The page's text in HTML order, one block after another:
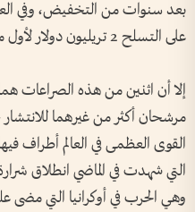
على التسلح 2 تريليون دولار لأول مرة.
إلا أن اثنين من هذه الصراعات
مرشحان أكثر من غيرهما للانتشار
القوى العظمى في العالم أطراف
التي شهدت في الماضي انطلاق شرارة
وهي الحرب في أوكرانيا التي